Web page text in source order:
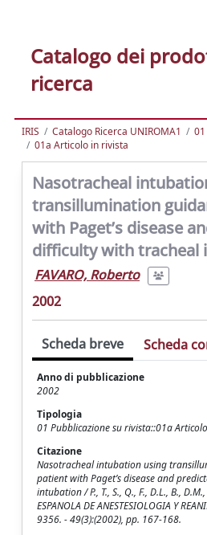
Catalogo dei
ricerca
IRIS Catalogo Ricerca UNIROMA1
01a Articolo in rivista
Nasotracheal
transillumination
with Paget’s disease
difficulty with tracheal
FAVARO, Roberto
2002
Scheda breve Scheda
Anno di pubblicazione
2002
Tipologia
01 Pubblicazione su rivista::01a
Citazione
Nasotracheal intubation using
patient with Paget’s disease and
intubation / P., T., S., Q., F., D.L., B.,
ESPANOLA DE ANESTESIOLOGIA Y
9356. - 49(3):(2002), pp. 167-168.